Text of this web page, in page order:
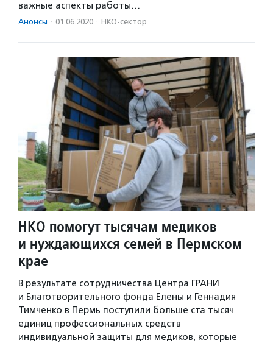
важные аспекты работы…
Анонсы · 01.06.2020 · НКО-сектор
НКО помогут тысячам медиков
и нуждающихся семей в Пермском
крае
В результате сотрудничества Центра ГРАНИ
и Благотворительного фонда Елены и Геннадия
Тимченко в Пермь поступили больше ста тысяч
единиц профессиональных средств
индивидуальной защиты для медиков, которые